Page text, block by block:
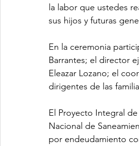
la labor que ustedes
sus hijos y futuras
En la ceremonia
Barrantes; el director
Eleazar Lozano; el
dirigentes de las
El Proyecto Integral
Nacional de
por endeudamiento